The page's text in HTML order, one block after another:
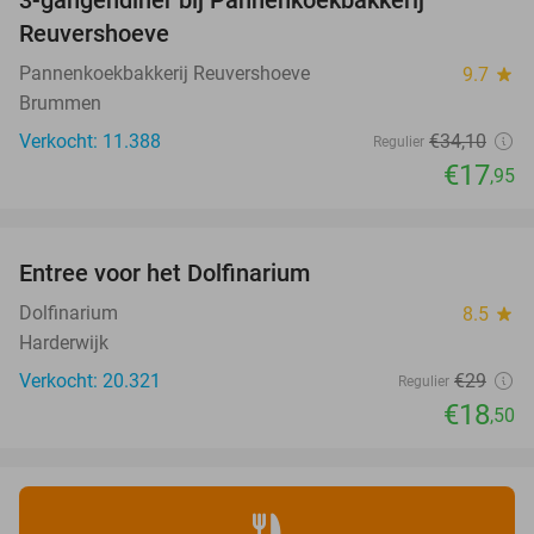
Reuvershoeve
Pannenkoekbakkerij Reuvershoeve 9.7 star
Brummen
Verkocht: 11.388
Regulier €34,10
€17,95
Entree voor het Dolfinarium
Dolfinarium 8.5 star
Harderwijk
Verkocht: 20.321
Regulier €29
€18,50